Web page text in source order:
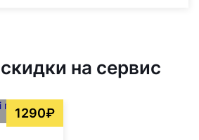
на сервис
1290₽